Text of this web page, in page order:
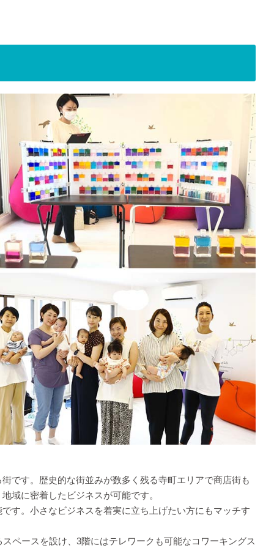
です。歴史的な街並みが数多く残る寺町エリアで商店街も
域に密着したビジネスが可能です。
す。小さなビジネスを着実に立ち上げたい方にもマッチす
ペースを設け、3階にはテレワークも可能なコワーキングス